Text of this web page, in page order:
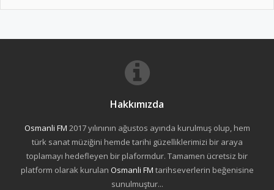
Hakkımızda
Osmanli FM 2017 yılınının ağustos ayında kurulmuş olup, hem
türk sanat müziğini hemde tarihi güzelliklerimizi bir araya
toplamayı hedefleyen bir plaformdur. Tamamen ücretsiz bir
platform olarak kurulan Osmanli FM tarihseverlerin beğenisine
sunulmuştur...